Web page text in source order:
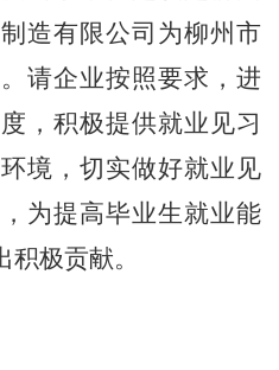
造有限公司 为柳州市
请企业按照要求，进
，积极提供就业见习
境，切实做好就业见
为提高毕业生就业能
极贡献。